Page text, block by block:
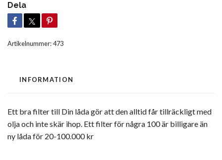
Dela
Artikelnummer:473
INFORMATION
Ett bra filter till Din låda gör att den alltid får tillräckligt med
olja och inte skär ihop. Ett filter för några 100 är billigare än
ny låda för 20-100.000 kr